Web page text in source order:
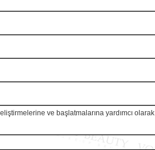
ve başlatmalarına yardımcı olarak